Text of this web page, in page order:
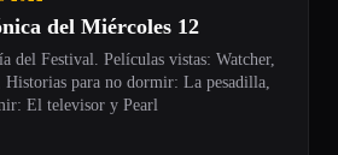
del Miércoles 12
del Festival. Películas vistas: Watcher,
para no dormir: La pesadilla,
El televisor y Pearl